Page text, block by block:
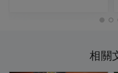
相關